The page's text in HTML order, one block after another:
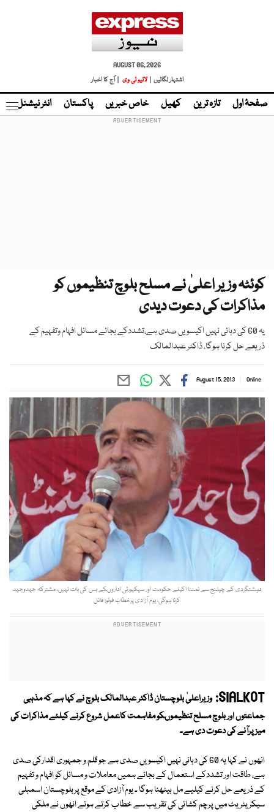
AUGUST 06, 2026
اشتہار لگائیں |
لائیو ٹی وی | آج کا اخبار
صفحۂ اول تازہ ترین کھیل خاص خبریں پاکستان انٹر نیشنل
کوئٹہ وزیر اعلیٰ نے مسلح بلوچ تنظیموں کو
مذاکرات کی دعوت دیدی
یہ 60 کی دہائی نہیں اکیسویں صدی ہے،تشددکے بجائے مسائل افہام وتفہیم کے
ذریعے حل کرنا ہوگا، ڈاکٹر عبدالمالک
Online
August 15, 2013
دہشتگردی کے چیلنج سے نمٹنا اکیلے حکومت اور سیکیورٹی اداروںکے بس کی بات نہیں، مشترکہ جہدوجہد
کرنا ہوگی، یوم آزادی پرخطاب فوٹو: فائل
SIALKOT: وزیراعلیٰ بلوچستان ڈاکٹر عبدالمالک بلوچ نے کہا ہے کہ مذہبی
جماعتوں اور بلوچ مسلح تنظیموںکو مفاہمت کاعمل شروع کرنے کیلئے مذاکرات کی
میز پرآنے کی دعوت دی ہے۔
انھوں نے کہا یہ 60 کی دہائی نہیں اکیسویں صدی ہے جو قلم و جمہوری اقدارکی صدی
ہے، طاقت اور تشددکے استعمال کے بجائے ہمیں معاملات و مسائل کو افہام و تفہیم
کے ذریعے حل کرنے کیلیے مل بیٹھنا ہوگا ۔ یوم آزادی کے موقع پربلوچستان اسمبلی
سیکریٹریٹ میں پرچم کشائی کی تقریب سے خطاب کرتے ہوئے انھوں نے ملکی